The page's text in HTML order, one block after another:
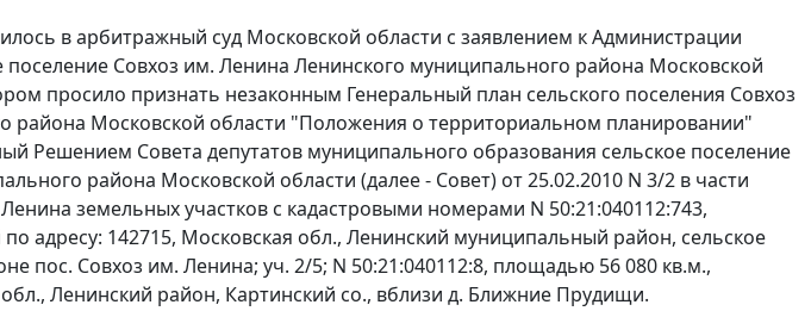
в арбитражный суд Московской области с заявлением к Администрации
Совхоз им. Ленина Ленинского муниципального района Московской
просило признать незаконным Генеральный план сельского поселения Совхоз
района Московской области "Положения о территориальном планировании"
Решением Совета депутатов муниципального образования сельское поселение
района Московской области (далее - Совет) от 25.02.2010 N 3/2 в части
земельных участков с кадастровыми номерами N 50:21:040112:743,
адресу: 142715, Московская обл., Ленинский муниципальный район, сельское
пос. Совхоз им. Ленина; уч. 2/5; N 50:21:040112:8, площадью 56 080 кв.м.,
Ленинский район, Картинский со., вблизи д. Ближние Прудищи.